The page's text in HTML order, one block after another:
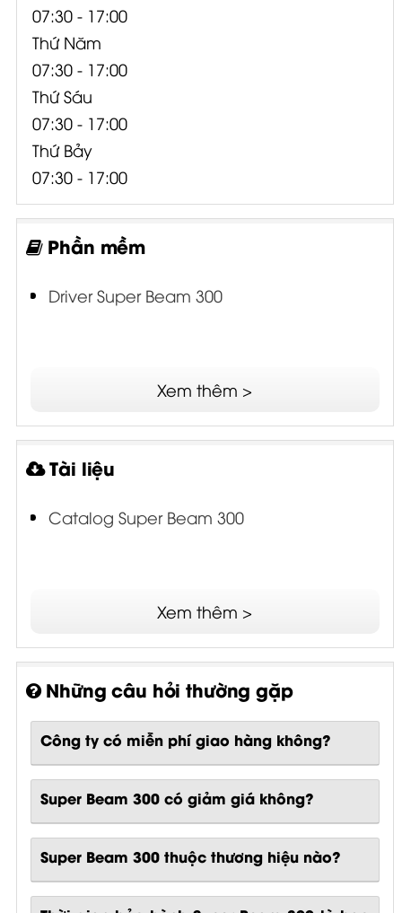
07:30 - 17:00
Thứ Năm
07:30 - 17:00
Thứ Sáu
07:30 - 17:00
Thứ Bảy
07:30 - 17:00
Phần mềm
Driver Super Beam 300
Xem thêm >
Tài liệu
Catalog Super Beam 300
Xem thêm >
Những câu hỏi thường gặp
Công ty có miễn phí giao hàng không?
Super Beam 300 có giảm giá không?
Super Beam 300 thuộc thương hiệu nào?